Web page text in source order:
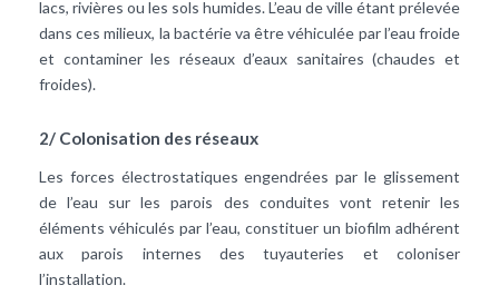
lacs, rivières ou les sols humides. L’eau de ville étant prélevée
dans ces milieux, la bactérie va être véhiculée par l’eau froide
et contaminer les réseaux d’eaux sanitaires (chaudes et
froides).
2/ Colonisation des réseaux
Les forces électrostatiques engendrées par le glissement
de l’eau sur les parois des conduites vont retenir les
éléments véhiculés par l’eau, constituer un biofilm adhérent
aux parois internes des tuyauteries et coloniser
l’installation.